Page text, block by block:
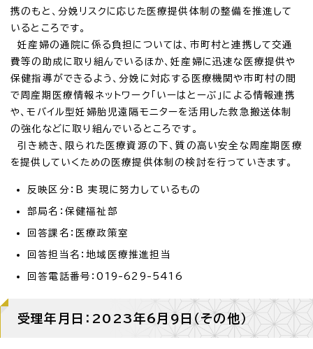
携のもと、分娩リスクに応じた医療提供体制の整備を推進して
いるところです。
妊産婦の通院に係る負担については、市町村と連携して交通
費等の助成に取り組んでいるほか、妊産婦に迅速な医療提供や
保健指導ができるよう、分娩に対応する医療機関や市町村の間
で周産期医療情報ネットワーク「いーはとーぶ」による情報連携
や、モバイル型妊婦胎児遠隔モニターを活用した救急搬送体制
の強化などに取り組んでいるところです。
引き続き、限られた医療資源の下、質の高い安全な周産期医療
を提供していくための医療提供体制の検討を行っていきます。
反映区分：B 実現に努力しているもの
部局名：保健福祉部
回答課名：医療政策室
回答担当名：地域医療推進担当
回答電話番号：019-629-5416
受理年月日：2023年6月9日（その他）